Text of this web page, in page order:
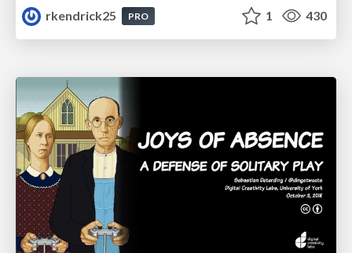
rkendrick25
PRO 1 430